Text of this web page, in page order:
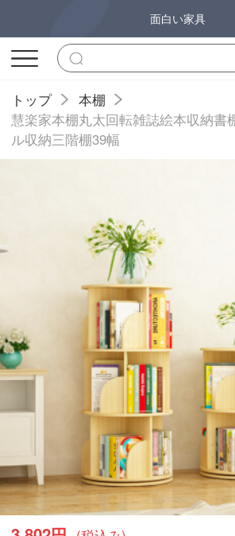
面白い家具
トップ
本棚
慧楽家本棚丸太回転雑誌絵本収納書
ル収納三階棚39幅